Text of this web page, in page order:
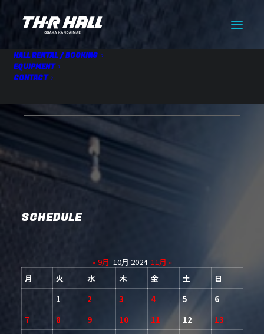
HALL RENTAL / BOOKING
EQUIPMENT
CONTACT
SCHEDULE
« 9月 10月 2024 11月 »
月
火 水 木 金 土
日
1
2 3 4 5
6
7
8 9 10 11 12
13